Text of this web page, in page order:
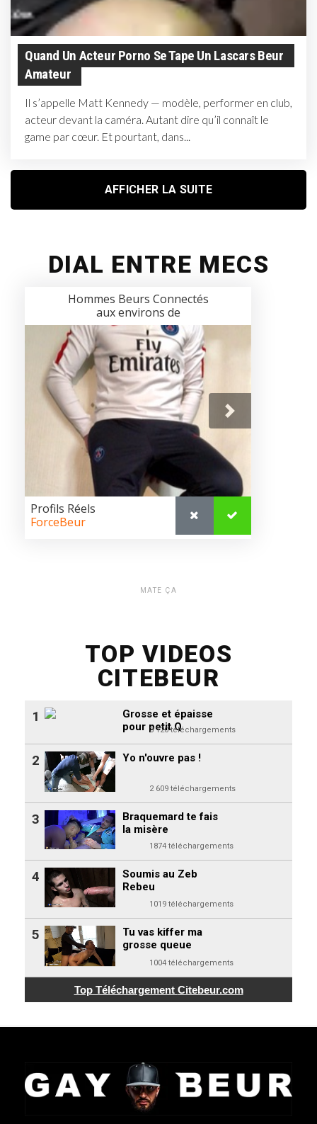
Quand Un Acteur Porno Se Tape Un Lascars Beur
Amateur
Il s’appelle Matt Kennedy — modèle, performer en club,
acteur devant la caméra. Autant dire qu’il connaît le
game par cœur. Et pourtant, dans...
AFFICHER LA SUITE
DIAL ENTRE MECS
MATE ÇA
TOP VIDEOS
CITEBEUR
Grosse et épaisse
pour petit Q
3 120 téléchargements
1
Yo n'ouvre pas !
2 609 téléchargements
2
Braquemard te fais
la misère
1874 téléchargements
3
Soumis au Zeb
Rebeu
1019 téléchargements
4
Tu vas kiffer ma
grosse queue
1004 téléchargements
5
Top Téléchargement Citebeur.com